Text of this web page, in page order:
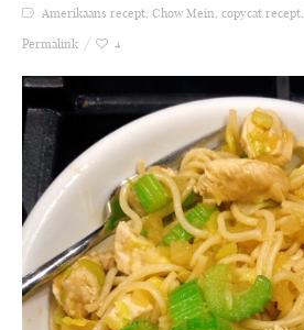
Amerikaans recept, Chow Mein, copycat recept,
Permalink
4